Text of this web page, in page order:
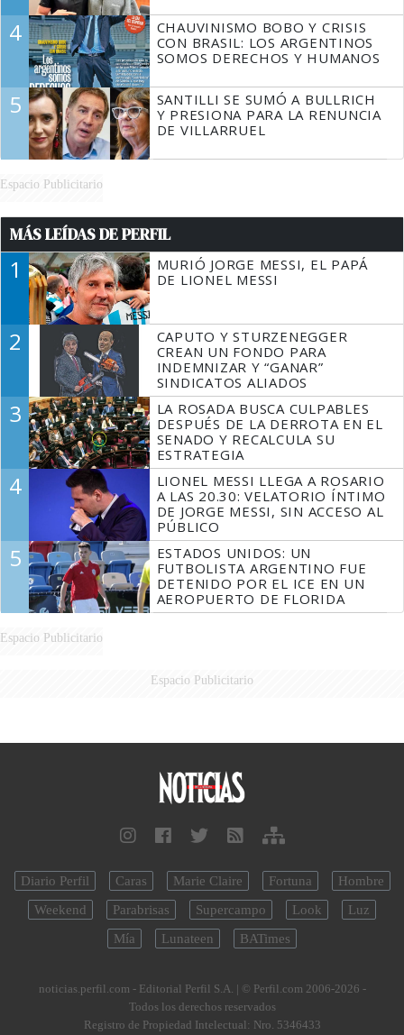
4
CHAUVINISMO BOBO Y CRISIS
CON BRASIL: LOS ARGENTINOS
SOMOS DERECHOS Y HUMANOS
5
SANTILLI SE SUMÓ A BULLRICH
Y PRESIONA PARA LA RENUNCIA
DE VILLARRUEL
Espacio Publicitario
MÁS LEÍDAS DE PERFIL
1
MURIÓ JORGE MESSI, EL PAPÁ
DE LIONEL MESSI
2
CAPUTO Y STURZENEGGER
CREAN UN FONDO PARA
INDEMNIZAR Y “GANAR”
SINDICATOS ALIADOS
3
LA ROSADA BUSCA CULPABLES
DESPUÉS DE LA DERROTA EN EL
SENADO Y RECALCULA SU
ESTRATEGIA
4
LIONEL MESSI LLEGA A ROSARIO
A LAS 20.30: VELATORIO ÍNTIMO
DE JORGE MESSI, SIN ACCESO AL
PÚBLICO
5
ESTADOS UNIDOS: UN
FUTBOLISTA ARGENTINO FUE
DETENIDO POR EL ICE EN UN
AEROPUERTO DE FLORIDA
Espacio Publicitario
Espacio Publicitario
Diario Perfil Caras Marie Claire Fortuna
Hombre
Weekend
Parabrisas Supercampo Look
Luz
Mía
Lunateen BATimes
noticias.perfil.com - Editorial Perfil S.A. | © Perfil.com 2006-2026 -
Todos los derechos reservados
Registro de Propiedad Intelectual: Nro. 5346433